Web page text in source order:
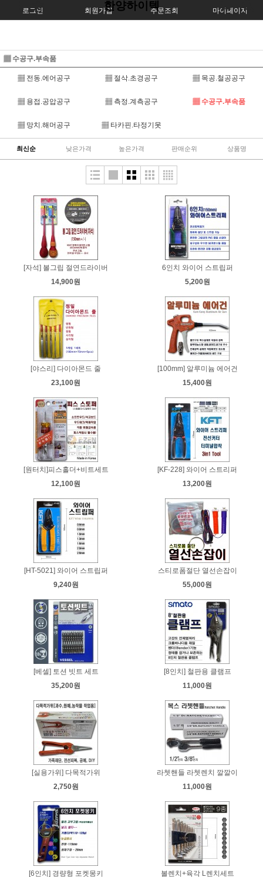
로그인 회원가입 주문조회 마이페이지
한양하이텍
▦ 수공구.부속품
▦ 전동.에어공구 ▦ 절삭.초경공구 ▦ 목공.철공공구
▦ 용접.공압공구 ▦ 측정.계측공구 ▦ 수공구.부속품
▦ 망치.해머공구 ▦ 타카핀.타정기못
최신순 낮은가격 높은가격 판매순위 상품명
[자석] 볼그립 절연드라이버
14,900원
6인치 와이어 스트립퍼
5,200원
[야스리] 다이아몬드 줄
23,100원
[100mm] 알루미늄 에어건
15,400원
[원터치]피스홀더+비트세트
12,100원
[KF-228] 와이어 스트리퍼
13,200원
[HT-5021] 와이어 스트립퍼
9,240원
스티로폼절단 열선손잡이
55,000원
[베셀] 토션 빗트 세트
35,200원
[8인치] 철판용 클램프
11,000원
[실용가위] 다목적가위
2,750원
라쳇핸들 라쳇렌치 깔깔이
11,000원
[6인치] 경량형 포켓몽키
볼렌치+육각 L렌치세트